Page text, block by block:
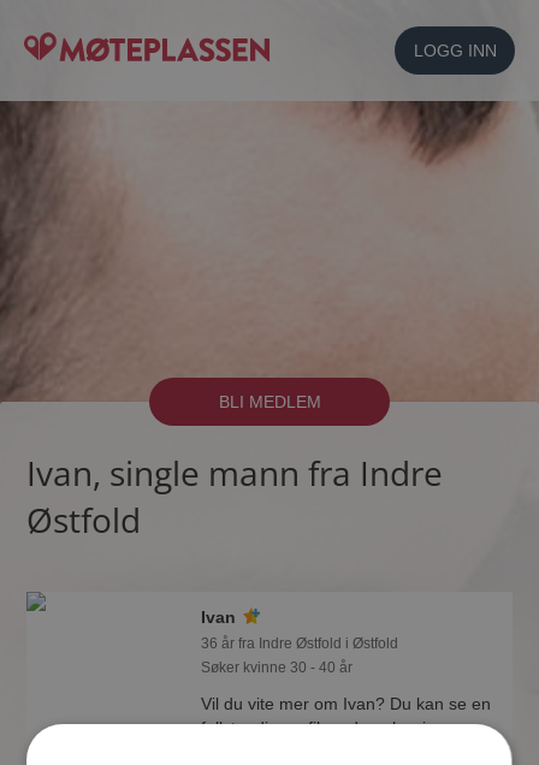
LOGG INN
BLI MEDLEM
Ivan, single mann fra Indre
Østfold
Ivan
36 år fra Indre Østfold i Østfold
Søker kvinne 30 - 40 år
Vil du vite mer om Ivan? Du kan se en
fullstendig profil med opplysninger og